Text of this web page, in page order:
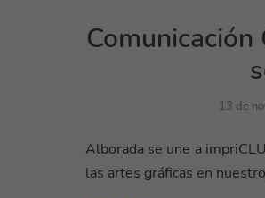
13 de
Alborada se une a
las artes gráficas en